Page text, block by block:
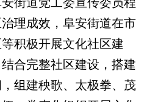
理成效，阜安街道在市
积极开展文化社区建
合完整社区建设，搭建
组建秧歌、太极拳、茂